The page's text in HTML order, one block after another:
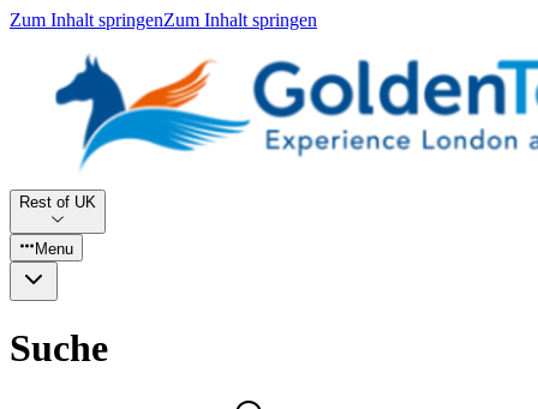
Zum Inhalt springenZum Inhalt springen
Rest of UK
Menu
Suche